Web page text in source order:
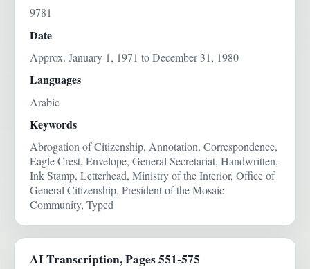
9781
Date
Approx. January 1, 1971 to December 31, 1980
Languages
Arabic
Keywords
Abrogation of Citizenship, Annotation, Correspondence,
Eagle Crest, Envelope, General Secretariat, Handwritten,
Ink Stamp, Letterhead, Ministry of the Interior, Office of
General Citizenship, President of the Mosaic
Community, Typed
AI Transcription, Pages 551-575